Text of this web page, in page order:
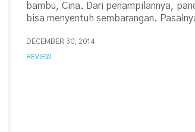
bambu, Cina. Dari penampilannya,
bisa menyentuh sembarangan.
DECEMBER 30, 2014
REVIEW